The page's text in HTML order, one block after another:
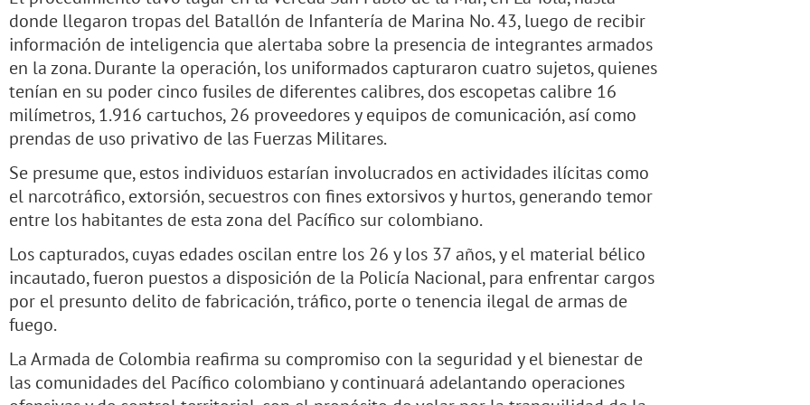
donde llegaron tropas del Batallón de Infantería de Marina No. 43, luego de recibir
información de inteligencia que alertaba sobre la presencia de integrantes armados
en la zona. Durante la operación, los uniformados capturaron cuatro sujetos, quienes
tenían en su poder cinco fusiles de diferentes calibres, dos escopetas calibre 16
milímetros, 1.916 cartuchos, 26 proveedores y equipos de comunicación, así como
prendas de uso privativo de las Fuerzas Militares.
Se presume que, estos individuos estarían involucrados en actividades ilícitas como
el narcotráfico, extorsión, secuestros con fines extorsivos y hurtos, generando temor
entre los habitantes de esta zona del Pacífico sur colombiano.
Los capturados, cuyas edades oscilan entre los 26 y los 37 años, y el material bélico
incautado, fueron puestos a disposición de la Policía Nacional, para enfrentar cargos
por el presunto delito de fabricación, tráfico, porte o tenencia ilegal de armas de
fuego.
La Armada de Colombia reafirma su compromiso con la seguridad y el bienestar de
las comunidades del Pacífico colombiano y continuará adelantando operaciones